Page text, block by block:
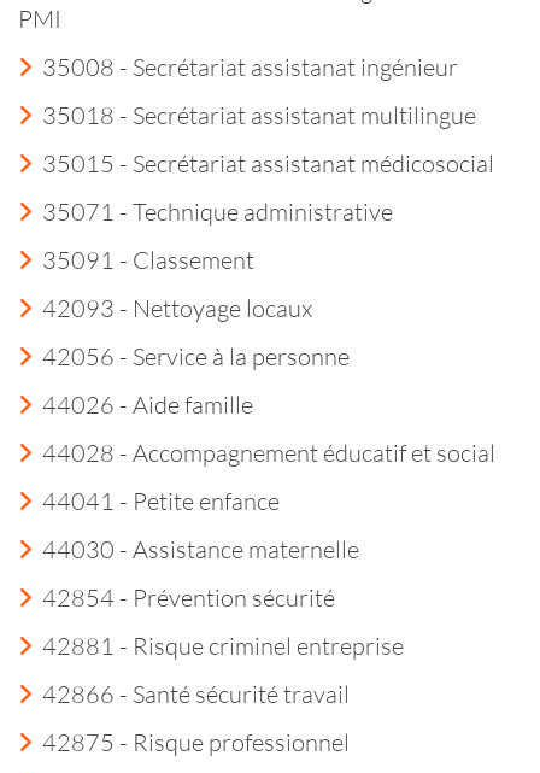
PMI
35008 - Secrétariat assistanat ingénieur
35018 - Secrétariat assistanat multilingue
35015 - Secrétariat assistanat médicosocial
35071 - Technique administrative
35091 - Classement
42093 - Nettoyage locaux
42056 - Service à la personne
44026 - Aide famille
44028 - Accompagnement éducatif et social
44041 - Petite enfance
44030 - Assistance maternelle
42854 - Prévention sécurité
42881 - Risque criminel entreprise
42866 - Santé sécurité travail
42875 - Risque professionnel